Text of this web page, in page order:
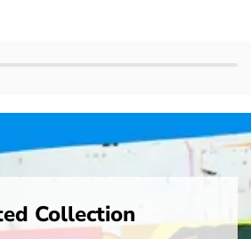
Collection